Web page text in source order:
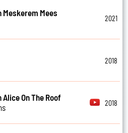
Meskerem Mees
2021
2018
On The Roof
2018